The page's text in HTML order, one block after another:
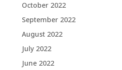
October 2022
September 2022
August 2022
July 2022
June 2022